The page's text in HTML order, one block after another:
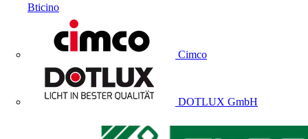
Bticino
Cimco
DOTLUX GmbH